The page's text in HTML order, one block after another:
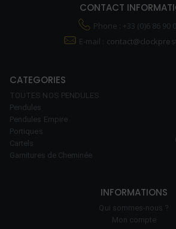
CONTACT
Phone : +33 (0)6 86 90
E-mail :
CATEGORIES
TOUTES NOS PENDULES
Pendules
Pendules Empire
Portiques
Cartels
Garnitures de Cheminée
INFORMATIONS
Qui sommes-nous ?
Mon compte